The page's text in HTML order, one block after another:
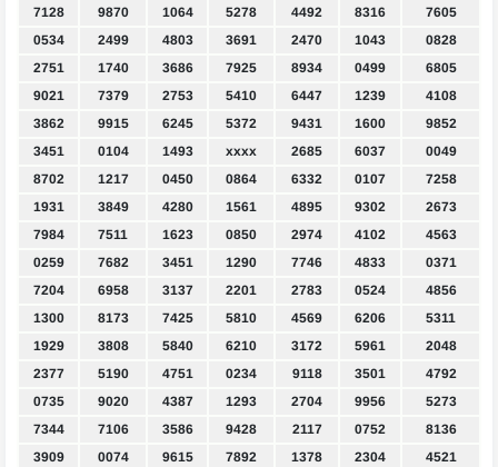
7128 9870 1064 5278 4492 8316
7605
0534
2499 4803 3691 2470 1043
0828
2751
1740 3686 7925 8934 0499
6805
9021
7379 2753 5410 6447 1239
4108
3862
9915 6245 5372 9431 1600
9852
3451
0104 1493 xxxx 2685 6037
0049
8702
1217 0450 0864 6332 0107
7258
1931
3849 4280 1561 4895 9302
2673
7984
7511 1623 0850 2974 4102
4563
0259
7682 3451 1290 7746 4833
0371
7204
6958 3137 2201 2783 0524
4856
1300
8173 7425 5810 4569 6206
5311
1929
3808 5840 6210 3172 5961
2048
2377
5190 4751 0234 9118 3501
4792
0735
9020 4387 1293 2704 9956
5273
7344
7106 3586 9428 2117 0752
8136
3909
0074 9615 7892 1378 2304
4521